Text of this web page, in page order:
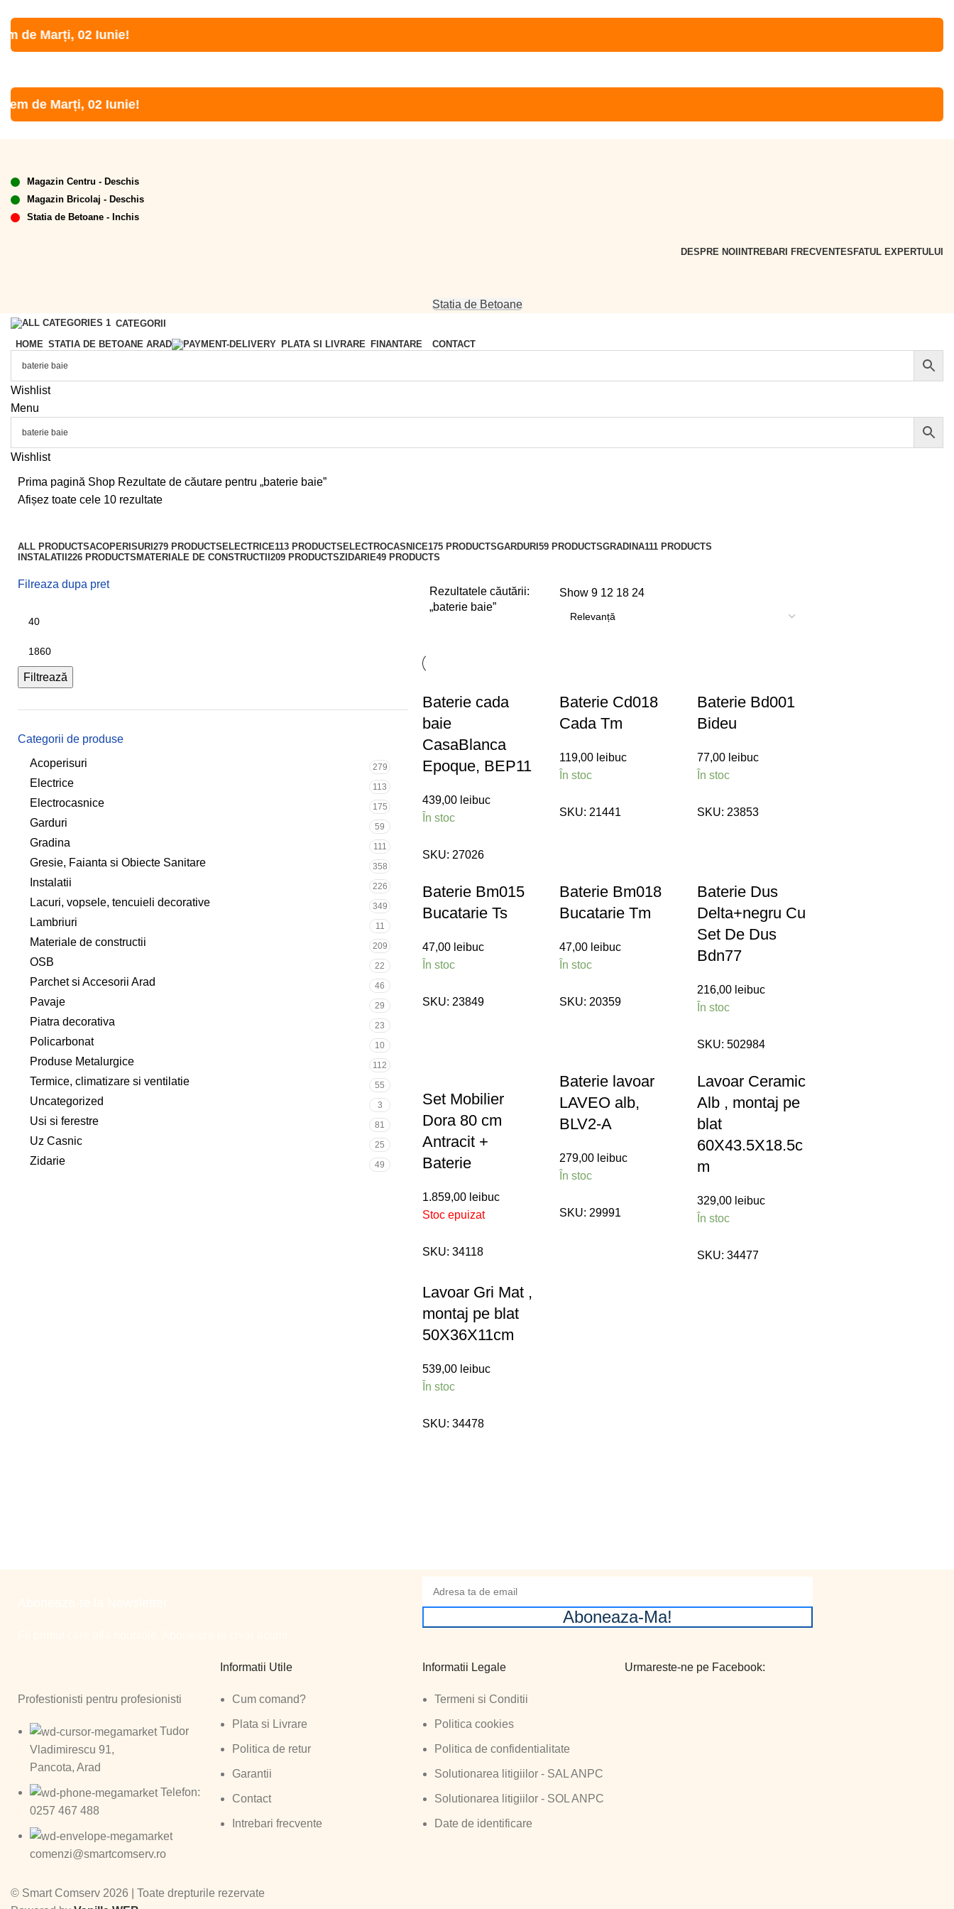
02 Iunie!
Marți, 02 Iunie!
Magazin Centru - Deschis
Magazin Bricolaj - Deschis
Statia de Betoane - Inchis
DESPRE NOI INTREBARI FRECVENTESFATUL EXPERTULUI
Statia de Betoane
CATEGORII
HOME STATIA DE BETOANE ARAD PLATA SI LIVRARE FINANTARE CONTACT
Wishlist
Menu
Wishlist
Prima pagină Shop Rezultate de căutare pentru „baterie baie”
Afișez toate cele 10 rezultate
ALL PRODUCTSACOPERISURI279 PRODUCTSELECTRICE113 PRODUCTSELECTROCASNICE175 PRODUCTSGARDURI59 PRODUCTSGRADINA111 PRODUCTS
INSTALATII226 PRODUCTSMATERIALE DE CONSTRUCTII209 PRODUCTSZIDARIE49 PRODUCTS
Filreaza dupa pret
Filtrează
Categorii de produse
Acoperisuri
279
Electrice 113
Electrocasnice 175
Garduri 59
Gradina 111
Gresie, Faianta si Obiecte Sanitare 358
Instalatii 226
Lacuri, vopsele, tencuieli decorative 349
Lambriuri 11
Materiale de constructii 209
OSB 22
Parchet si Accesorii Arad 46
Pavaje 29
Piatra decorativa 23
Policarbonat 10
Produse Metalurgice 112
Termice, climatizare si ventilatie 55
Uncategorized 3
Usi si ferestre 81
Uz Casnic 25
Zidarie 49
Rezultatele căutării:
„baterie baie”
Show9 12 18 24
Baterie cada
baie
CasaBlanca
Epoque, BEP11
439,00 leibuc
În stoc
SKU: 27026
Baterie Cd018
Cada Tm
119,00 leibuc
În stoc
SKU: 21441
Baterie Bd001
Bideu
77,00 leibuc
În stoc
SKU: 23853
Baterie Bm015
Bucatarie Ts
47,00 leibuc
În stoc
SKU: 23849
Baterie Bm018
Bucatarie Tm
47,00 leibuc
În stoc
SKU: 20359
Baterie Dus
Delta+negru Cu
Set De Dus
Bdn77
216,00 leibuc
În stoc
SKU: 502984
Set Mobilier
Dora 80 cm
Antracit +
Baterie
1.859,00 leibuc
Stoc epuizat
SKU: 34118
Baterie lavoar
LAVEO alb,
BLV2-A
279,00 leibuc
În stoc
SKU: 29991
Lavoar Ceramic
Alb , montaj pe
blat
60X43.5X18.5c
m
329,00 leibuc
În stoc
SKU: 34477
Lavoar Gri Mat ,
montaj pe blat
50X36X11cm
539,00 leibuc
În stoc
SKU: 34478
Aboneaza-Ma!
Profestionisti pentru profesionisti
Tudor
Vladimirescu 91,
Pancota, Arad
Telefon:
0257 467 488
comenzi@smartcomserv.ro
Informatii Utile
Cum comand?
Plata si Livrare
Politica de retur
Garantii
Contact
Intrebari frecvente
Informatii Legale
Termeni si Conditii
Politica cookies
Politica de confidentialitate
Solutionarea litigiilor - SAL ANPC
Solutionarea litigiilor - SOL ANPC
Date de identificare
Urmareste-ne pe Facebook:
© Smart Comserv 2026 | Toate drepturile rezervate